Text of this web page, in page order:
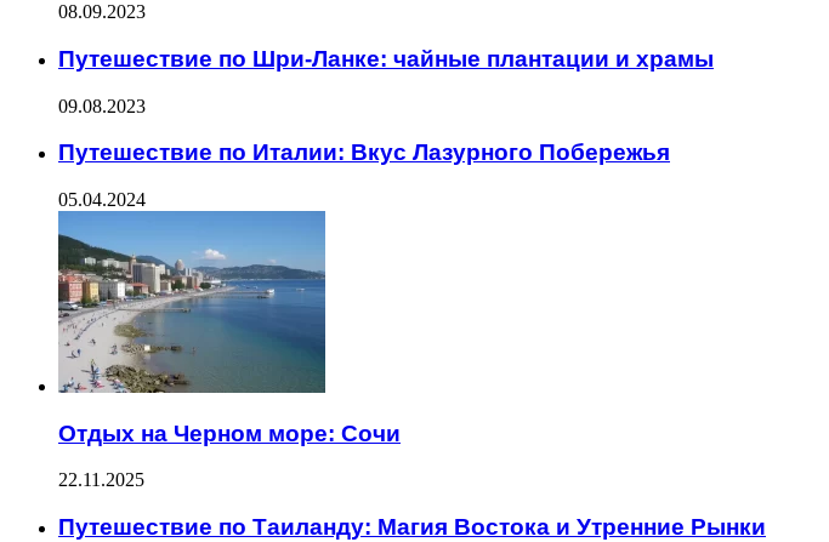
08.09.2023
Путешествие по Шри-Ланке: чайные плантации и храмы
09.08.2023
Путешествие по Италии: Вкус Лазурного Побережья
05.04.2024
Отдых на Черном море: Сочи
22.11.2025
Путешествие по Таиланду: Магия Востока и Утренние Рынки